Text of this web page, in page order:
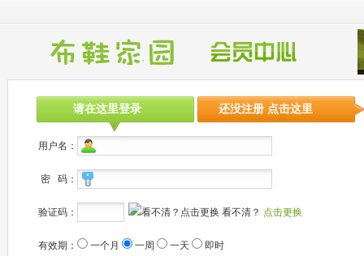
请在这里登录 还没注册 点击这里
用户名：
密 码：
验证码： 看不清？ 点击更换
有效期： 一个月 一周 一天 即时